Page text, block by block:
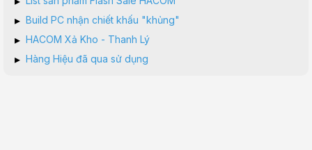
▸ Build PC nhận chiết khấu "khủng"
▸ HACOM Xả Kho - Thanh Lý
▸ Hàng Hiệu đã qua sử dụng